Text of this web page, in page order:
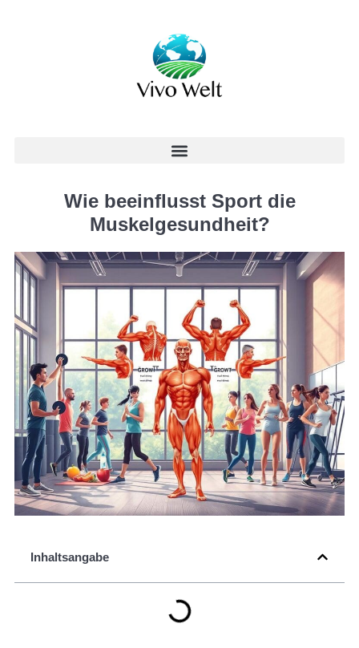
Wie beeinflusst Sport die
Muskelgesundheit?
Inhaltsangabe